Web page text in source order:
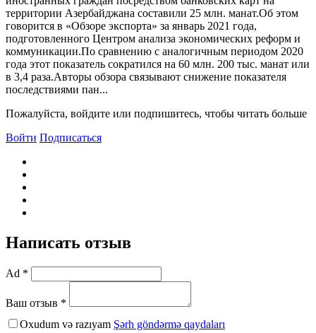
территории Азербайджана составили 25 млн. манат.Об этом
говорится в «Обзоре экспорта» за январь 2021 года,
подготовленного Центром анализа экономических реформ и
коммуникации.По сравнению с аналогичным периодом 2020
года этот показатель сократился на 60 млн. 200 тыс. манат или
в 3,4 раза.Авторы обзора связывают снижение показателя
последствиями пан...
Пожалуйста, войдите или подпишитесь, чтобы читать больше
Войти Подписаться
Написать отзыв
Ad *
Ваш отзыв *
Oxudum və razıyam Şərh göndərmə qaydaları